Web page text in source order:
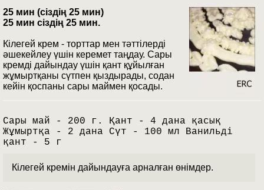
25 мин (сіздің 25 мин)
25 мин сіздің 25 мин.
Кілегей крем - торттар мен тәттілерді
әшекейлеу үшін керемет таңдау. Сары
кремді дайындау үшін қант құйылған
жұмыртқаны сүтпен қыздырады, содан
кейін қоспаны сары маймен қосады.
Сары май - 200 г. Қант - 4 дана қасық
Жұмыртқа - 2 дана Сүт - 100 мл Ванильді
қант - 5 г
Кілегей кремін дайындауға арналған өнімдер.